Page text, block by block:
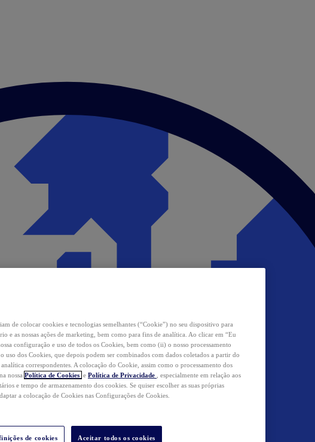
de colocar cookies e tecnologias semelhantes (“Cookie”) no seu dispositivo para
e as nossas ações de marketing, bem como para fins de analítica. Ao clicar em “Eu
configuração e uso de todos os Cookies, bem como (ii) o nosso processamento
uso dos Cookies, que depois podem ser combinados com dados coletados a partir do
correspondentes. A colocação do Cookie, assim como o processamento dos
nossa Política de Cookies e Política de Privacidade
, especialmente em relação aos
e tempo de armazenamento dos cookies. Se quiser escolher as suas próprias
a colocação de Cookies nas Configurações de Cookies.
de cookies Aceitar todos os cookies